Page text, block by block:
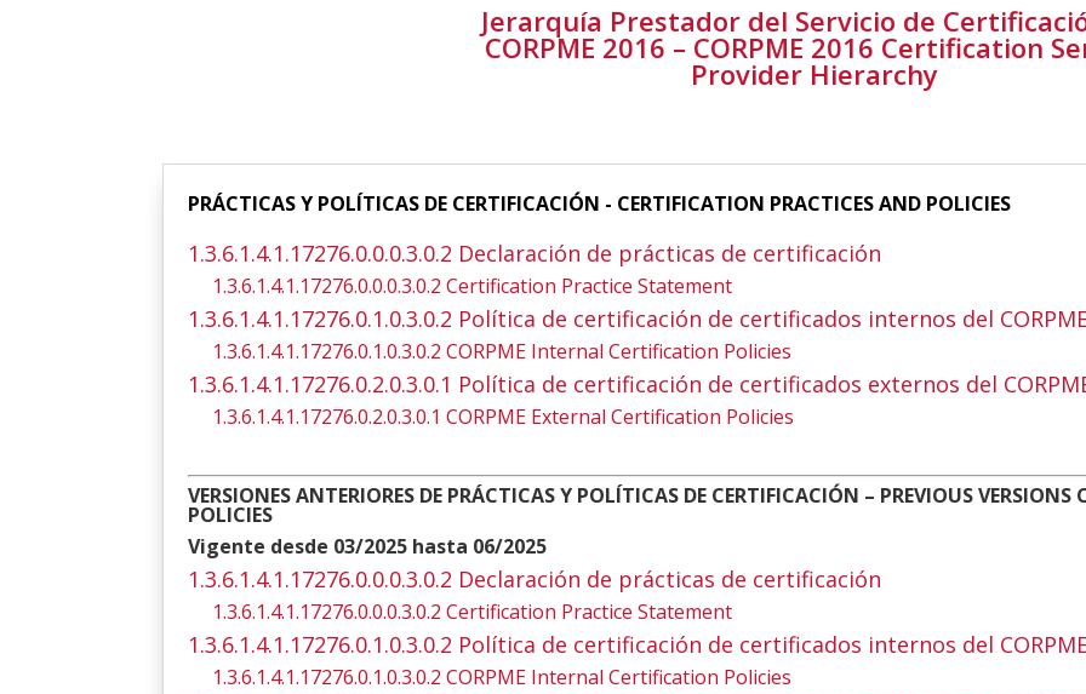
Jerarquía Prestador del Servicio de
CORPME 2016 – CORPME 2016 Certification
Provider Hierarchy
PRÁCTICAS Y POLÍTICAS DE CERTIFICACIÓN - CERTIFICATION PRACTICES AND POLICIES
1.3.6.1.4.1.17276.0.0.0.3.0.2 Declaración de prácticas de certificación
1.3.6.1.4.1.17276.0.0.0.3.0.2 Certification Practice Statement
1.3.6.1.4.1.17276.0.1.0.3.0.2 Política de certificación de certificados internos del
1.3.6.1.4.1.17276.0.1.0.3.0.2 CORPME Internal Certification Policies
1.3.6.1.4.1.17276.0.2.0.3.0.1 Política de certificación de certificados externos del
1.3.6.1.4.1.17276.0.2.0.3.0.1 CORPME External Certification Policies
VERSIONES ANTERIORES DE PRÁCTICAS Y POLÍTICAS DE CERTIFICACIÓN – PREVIOUS
POLICIES
Vigente desde 03/2025 hasta 06/2025
1.3.6.1.4.1.17276.0.0.0.3.0.2 Declaración de prácticas de certificación
1.3.6.1.4.1.17276.0.0.0.3.0.2 Certification Practice Statement
1.3.6.1.4.1.17276.0.1.0.3.0.2 Política de certificación de certificados internos del
1.3.6.1.4.1.17276.0.1.0.3.0.2 CORPME Internal Certification Policies